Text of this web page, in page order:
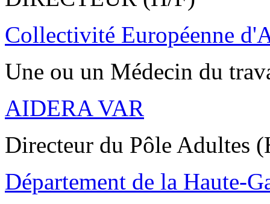
Collectivité Européenne
Une ou un Médecin du
AIDERA VAR
Directeur du Pôle Adultes
Département de la Haute-